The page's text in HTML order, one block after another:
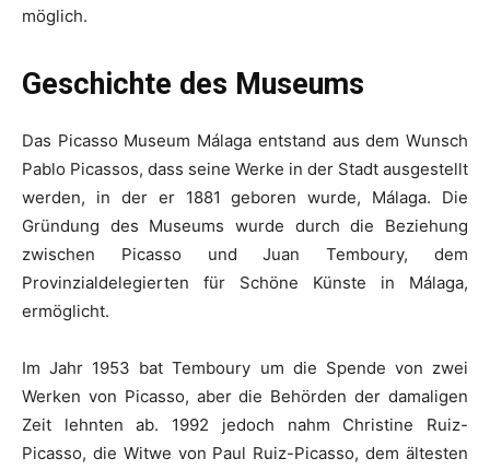
möglich.
Geschichte des Museums
Das Picasso Museum Málaga entstand aus dem Wunsch
Pablo Picassos, dass seine Werke in der Stadt ausgestellt
werden, in der er 1881 geboren wurde, Málaga. Die
Gründung des Museums wurde durch die Beziehung
zwischen Picasso und Juan Temboury, dem
Provinzialdelegierten für Schöne Künste in Málaga,
ermöglicht.
Im Jahr 1953 bat Temboury um die Spende von zwei
Werken von Picasso, aber die Behörden der damaligen
Zeit lehnten ab. 1992 jedoch nahm Christine Ruiz-
Picasso, die Witwe von Paul Ruiz-Picasso, dem ältesten